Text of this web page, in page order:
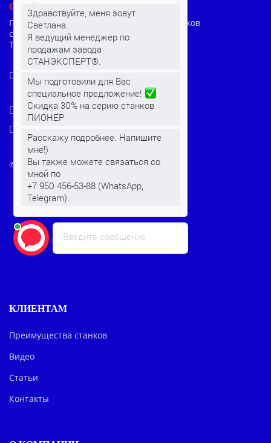
СТАНЭКСПЕРТ
Производство мобильных расточных станков
с доставкой по России и странам
Таможенного союза
Пермский край, г.Чайковский,
Речная 1В
+7 (800) 100-72-49
© 2022-2026 Все права защищены
КЛИЕНТАМ
Преимущества станков
Видео
Статьи
Контакты
Введите сообщение
Здравствуйте, меня зовут
Светлана.
Я ведущий менеджер по
продажам завода
СТАНЭКСПЕРТ®.
Мы подготовили для Вас
специальное предложение!
Скидка 30% на серию станков
ПИОНЕР
Расскажу подробнее. Напишите
мне!)
Вы также можете связаться со
мной по
+7 950 456-53-88 (WhatsApp,
Telegram).